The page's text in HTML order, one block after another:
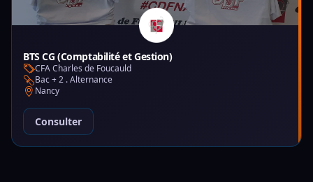
BTS CG (Comptabilité et Gestion)
CFA Charles de Foucauld
Bac + 2 . Alternance
Nancy
Consulter